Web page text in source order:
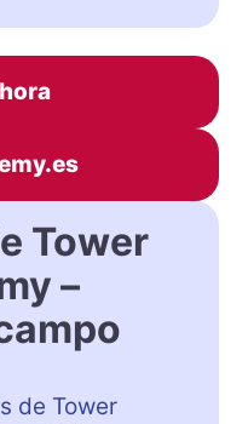
Tower
–
de Tower